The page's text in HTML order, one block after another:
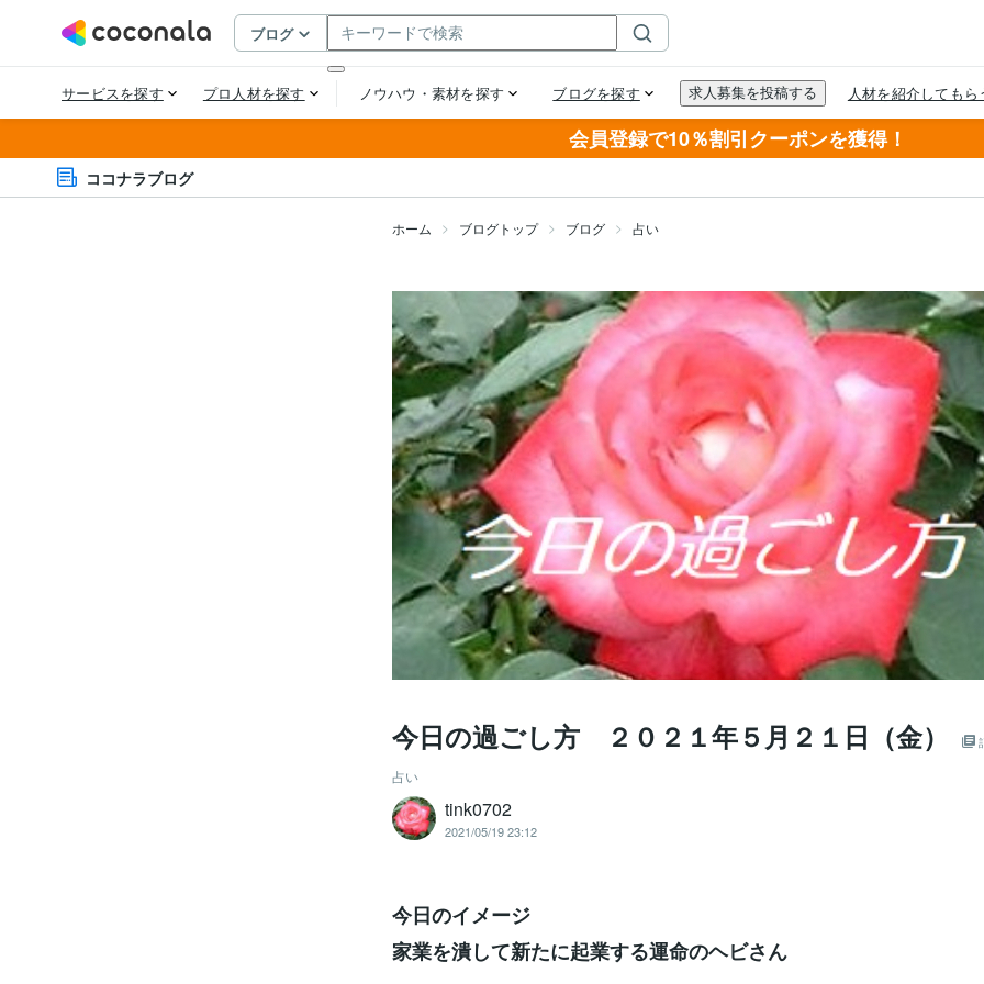
会員登録で10％割引クーポンを獲得！
ココナラブログ
ホーム ブログトップ ブログ 占い
今日の過ごし方 ２０２１年５月２１日（金）
占い
tink0702
2021/05/19 23:12
今日のイメージ
家業を潰して新たに起業する運命のヘビさん